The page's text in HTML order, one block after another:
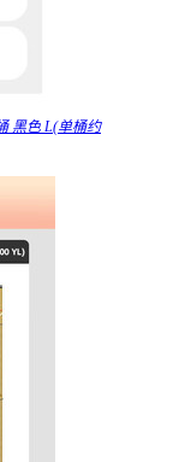
黑色 L(单桶约